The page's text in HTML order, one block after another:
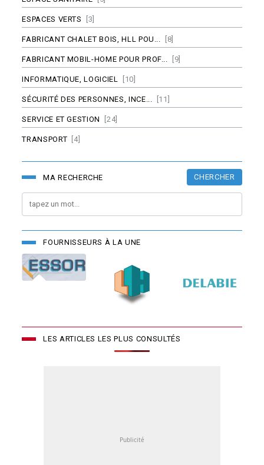
ESPACES VERTS [3]
FABRICANT CHALET BOIS, HLL POU... [8]
FABRICANT MOBIL-HOME POUR PROF... [9]
INFORMATIQUE, LOGICIEL [10]
SÉCURITÉ DES PERSONNES, INCE... [11]
SERVICE ET GESTION [24]
TRANSPORT [4]
MA RECHERCHE CHERCHER
FOURNISSEURS À LA UNE
LES ARTICLES LES PLUS CONSULTÉS